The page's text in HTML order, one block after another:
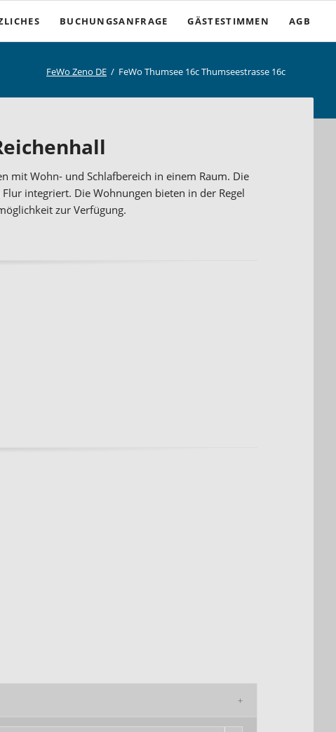
BUCHUNGSANFRAGE GÄSTESTIMMEN AGB
FeWo Zeno DE FeWo Thumsee 16c Thumseestrasse 16c
mit Wohn- und Schlafbereich in einem Raum. Die
integriert. Die Wohnungen bieten in der Regel
zur Verfügung.